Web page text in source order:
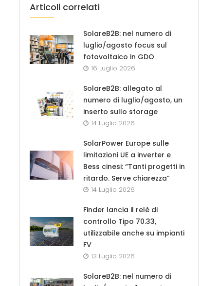
Articoli correlati
SolareB2B: nel numero di
luglio/agosto focus sul
fotovoltaico in GDO
16 Luglio 2026
SolareB2B: allegato al
numero di luglio/agosto, un
inserto sullo storage
14 Luglio 2026
SolarPower Europe sulle
limitazioni UE a inverter e
Bess cinesi: “Tanti progetti in
ritardo. Serve chiarezza”
14 Luglio 2026
Finder lancia il relè di
controllo Tipo 70.33,
utilizzabile anche su impianti
FV
13 Luglio 2026
SolareB2B: nel numero di